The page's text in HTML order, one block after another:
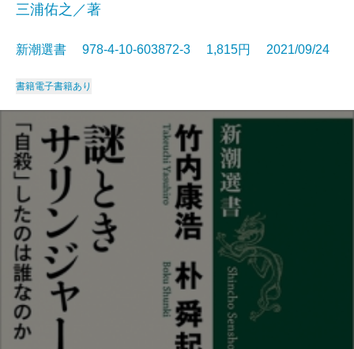
三浦佑之／著
新潮選書 978-4-10-603872-3 1,815円 2021/09/24
書籍電子書籍あり